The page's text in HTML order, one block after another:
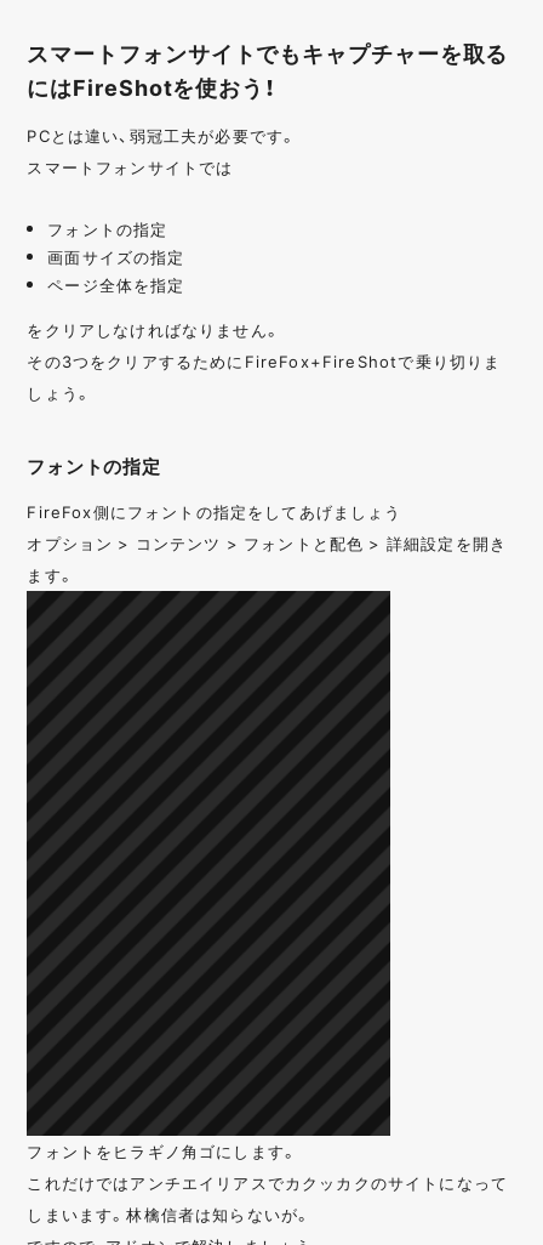
スマートフォンサイトでもキャプチャーを取る
にはFireShotを使おう！
PCとは違い、弱冠工夫が必要です。
スマートフォンサイトでは
フォントの指定
画面サイズの指定
ページ全体を指定
をクリアしなければなりません。
その3つをクリアするためにFireFox+FireShotで乗り切りま
しょう。
フォントの指定
FireFox側にフォントの指定をしてあげましょう
オプション > コンテンツ > フォントと配色 > 詳細設定を開き
ます。
フォントをヒラギノ角ゴにします。
これだけではアンチエイリアスでカクッカクのサイトになって
しまいます。林檎信者は知らないが。